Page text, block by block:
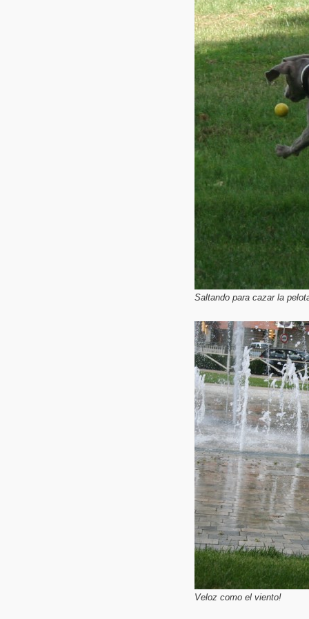
Saltando para cazar la
Veloz como el viento!